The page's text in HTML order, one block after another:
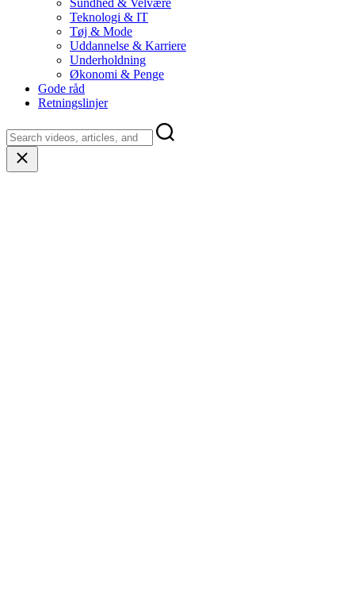
Teknologi & IT
Tøj & Mode
Uddannelse & Karriere
Underholdning
Økonomi & Penge
Gode råd
Retningslinjer
Close
search